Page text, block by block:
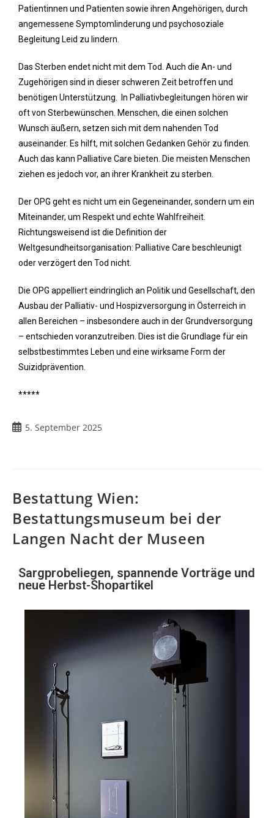
Patientinnen und Patienten sowie ihren Angehörigen, durch
angemessene Symptomlinderung und psychosoziale
Begleitung Leid zu lindern.
Das Sterben endet nicht mit dem Tod. Auch die An- und
Zugehörigen sind in dieser schweren Zeit betroffen und
benötigen Unterstützung. In Palliativbegleitungen hören wir
oft von Sterbewünschen. Menschen, die einen solchen
Wunsch äußern, setzen sich mit dem nahenden Tod
auseinander. Es hilft, mit solchen Gedanken Gehör zu finden.
Auch das kann Palliative Care bieten. Die meisten Menschen
ziehen es jedoch vor, an ihrer Krankheit zu sterben.
Der OPG geht es nicht um ein Gegeneinander, sondern um ein
Miteinander, um Respekt und echte Wahlfreiheit.
Richtungsweisend ist die Definition der
Weltgesundheitsorganisation: Palliative Care beschleunigt
oder verzögert den Tod nicht.
Die OPG appelliert eindringlich an Politik und Gesellschaft, den
Ausbau der Palliativ- und Hospizversorgung in Österreich in
allen Bereichen – insbesondere auch in der Grundversorgung
– entschieden voranzutreiben. Dies ist die Grundlage für ein
selbstbestimmtes Leben und eine wirksame Form der
Suizidprävention.
*****
5. September 2025
Bestattung Wien:
Bestattungsmuseum bei der
Langen Nacht der Museen
Sargprobeliegen, spannende Vorträge und
neue Herbst-Shopartikel